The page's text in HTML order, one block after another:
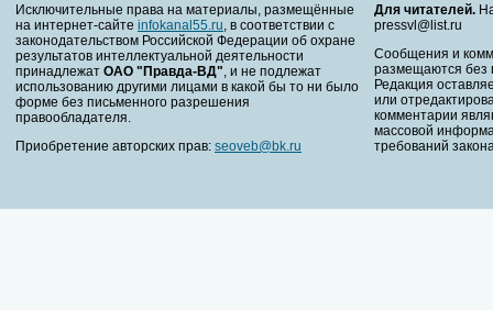
Исключительные права на материалы, размещённые
на интернет-сайте infokanal55.ru , в соответствии с
законодательством Российской Федерации об охране
результатов интеллектуальной деятельности
принадлежат ОАО "Правда-ВД" , и не подлежат
использованию другими лицами в какой бы то ни было
форме без письменного разрешения
правообладателя.
Приобретение авторских прав: seoveb@bk.ru
Для читателей.
pressvl@list.ru
Сообщения и
размещаются без
Редакция
или
комментарии
массовой
требований